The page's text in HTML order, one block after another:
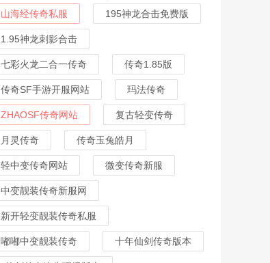
山海经传奇私服 195神龙合击免费版
1.95神龙刺影合击
七彩火龙二合一传奇 传奇1.85版
传奇SF手游开服网站 玛法传奇
ZHAOSF传奇网站 复古轻变传奇
月灵传奇 传奇玉兔皓月
轻中变传奇网站 微变传奇新服
中变靓装传奇新服网
新开轻变靓装传奇私服
嘟嘟中变靓装传奇 十年仙剑传奇版本